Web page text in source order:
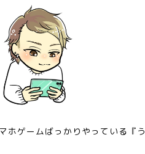
ホゲームばっかりやっている『う